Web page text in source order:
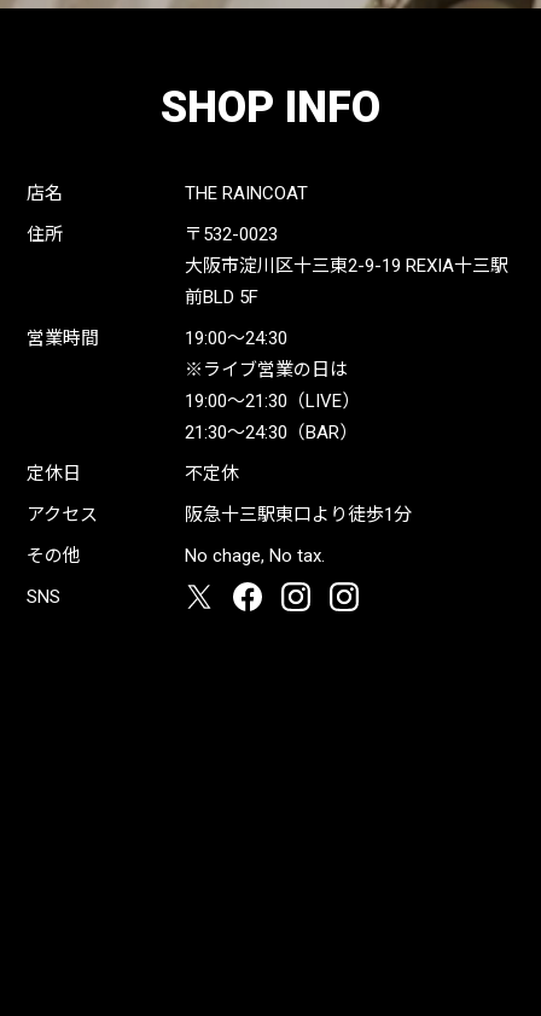
SHOP INFO
店名
THE RAINCOAT
住所
〒532-0023
大阪市淀川区十三東2-9-19 REXIA十三駅
前BLD 5F
営業時間
19:00〜24:30
※ライブ営業の日は
19:00〜21:30（LIVE）
21:30〜24:30（BAR）
定休日
不定休
アクセス
阪急十三駅東口より徒歩1分
その他
No chage, No tax.
SNS